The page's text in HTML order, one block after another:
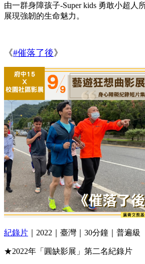
由一群身障孩子-Super kids 勇敢小超
展現強韌的生命魅力。
《#催落了後》
紀錄片 ｜2022｜臺灣｜30分鐘｜普遍級
★2022年「圓缺影展」第二名紀錄片